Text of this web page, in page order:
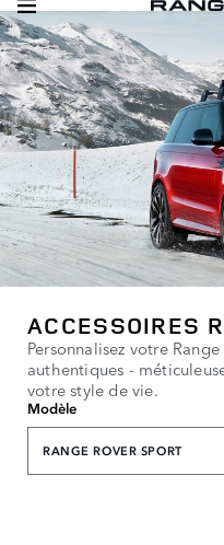
ACCESSOIRES
Personnalisez votre
authentiques -
votre style de vie.
Modèle
RANGE ROVER SPORT